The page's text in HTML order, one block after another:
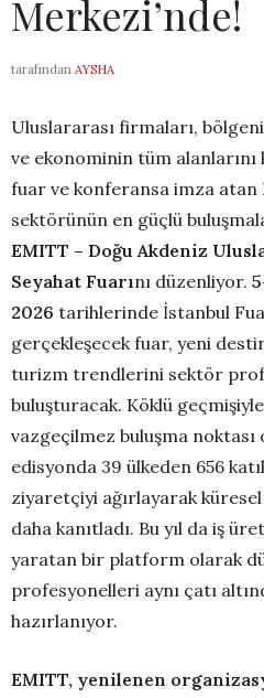
Merkezi’nde!
tarafından AYSHA
Uluslararası firmaları,
ve ekonominin tüm alanlarını
fuar ve konferansa imza atan
sektörünün en güçlü
EMITT – Doğu Akdeniz
Seyahat Fuarını düzenliyor.
2026 tarihlerinde İstanbul
gerçekleşecek fuar, yeni
turizm trendlerini sektör
buluşturacak. Köklü
vazgeçilmez buluşma
edisyonda 39 ülkeden 656
ziyaretçiyi ağırlayarak
daha kanıtladı. Bu yıl da iş
yaratan bir platform olarak
profesyonelleri aynı çatı
hazırlanıyor.
EMITT, yenilenen